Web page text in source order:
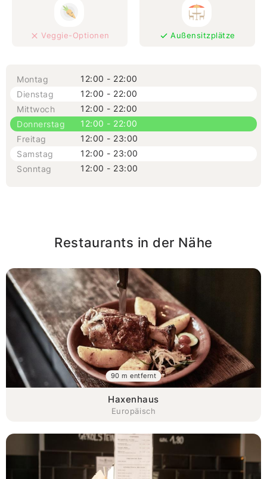
Veggie-Optionen Außensitzplätze
Montag
12:00 - 22:00
Dienstag
12:00 - 22:00
Mittwoch
12:00 - 22:00
Donnerstag
12:00 - 22:00
Freitag
12:00 - 23:00
Samstag
12:00 - 23:00
Sonntag
12:00 - 23:00
Restaurants in der Nähe
Haxenhaus
Europäisch
90 m entfernt